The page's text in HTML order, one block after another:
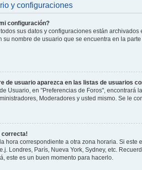
y configuraciones
configuración?
sus datos y configuraciones están
su nombre de usuario que se encuentra en la
de usuario aparezca en las listas de usuarios
Usuario, en "Preferencias de Foros", encontrará
Moderadores y usted mismo. Se le
correcta!
hora correspondiente a otra zona horaria. Si
Londres, París, Nueva York, Sydney, etc.
este es un buen momento para hacerlo.